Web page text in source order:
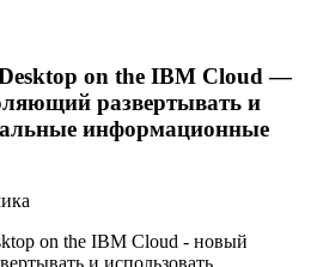
on the IBM Cloud —
развертывать и
информационные